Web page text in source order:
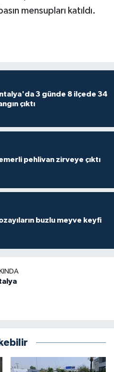
mensupları katıldı.
3 günde 8 ilçede 34
çıktı
pehlivan zirveye çıktı
buzlu meyve keyfi